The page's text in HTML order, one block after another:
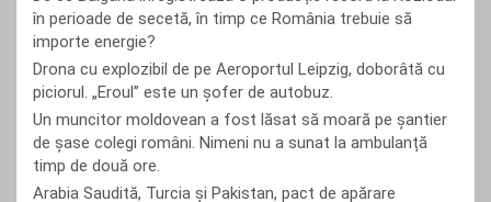
în perioade de secetă, în timp ce România trebuie să
importe energie?
Drona cu explozibil de pe Aeroportul Leipzig, doborâtă cu
piciorul. „Eroul” este un șofer de autobuz.
Un muncitor moldovean a fost lăsat să moară pe șantier
de șase colegi români. Nimeni nu a sunat la ambulanță
timp de două ore.
Arabia Saudită, Turcia și Pakistan, pact de apărare